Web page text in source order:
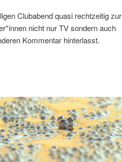
Clubabend quasi rechtzeitig zur
nicht nur TV sondern auch
Kommentar hinterlasst.